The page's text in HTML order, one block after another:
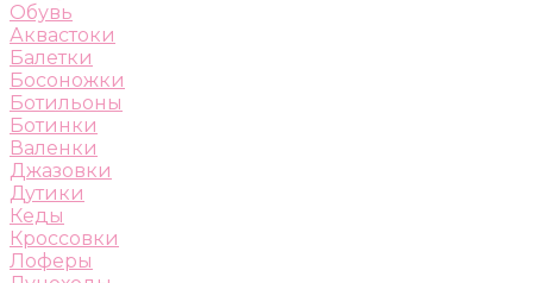
Обувь
Аквастоки
Балетки
Босоножки
Ботильоны
Ботинки
Валенки
Джазовки
Дутики
Кеды
Кроссовки
Лоферы